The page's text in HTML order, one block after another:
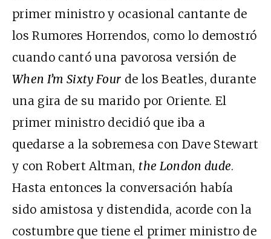
primer ministro y ocasional cantante de
los Rumores Horrendos, como lo demostró
cuando cantó una pavorosa versión de
When I’m Sixty Four de los Beatles, durante
una gira de su marido por Oriente. El
primer ministro decidió que iba a
quedarse a la sobremesa con Dave Stewart
y con Robert Altman, the London dude.
Hasta entonces la conversación había
sido amistosa y distendida, acorde con la
costumbre que tiene el primer ministro de